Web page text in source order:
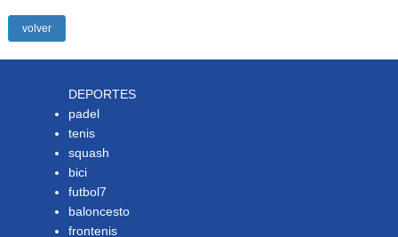
volver
DEPORTES
padel
tenis
squash
bici
futbol7
baloncesto
frontenis